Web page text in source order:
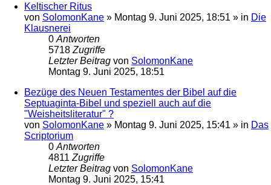
Keltischer Ritus
von SolomonKane » Montag 9. Juni 2025, 18:51 » in Die
Klausnerei
0 Antworten
5718 Zugriffe
Letzter Beitrag von SolomonKane
Montag 9. Juni 2025, 18:51
Bezüge des Neuen Testamentes der Bibel auf die
Septuaginta-Bibel und speziell auch auf die
"Weisheitsliteratur" ?
von SolomonKane » Montag 9. Juni 2025, 15:41 » in Das
Scriptorium
0 Antworten
4811 Zugriffe
Letzter Beitrag von SolomonKane
Montag 9. Juni 2025, 15:41